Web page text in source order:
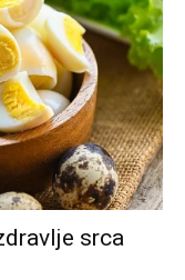
srca